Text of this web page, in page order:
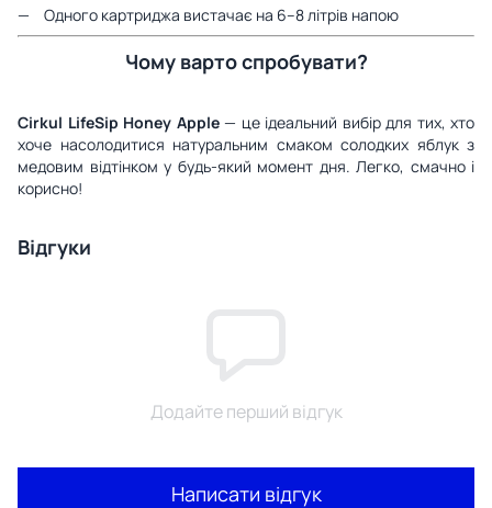
Одного картриджа вистачає на 6–8 літрів напою
Чому варто спробувати?
Cirkul LifeSip Honey Apple— це ідеальний вибір для тих, хто
хоче насолодитися натуральним смаком солодких яблук з
медовим відтінком у будь-який момент дня. Легко, смачно і
корисно!
Відгуки
Додайте перший відгук
Написати відгук